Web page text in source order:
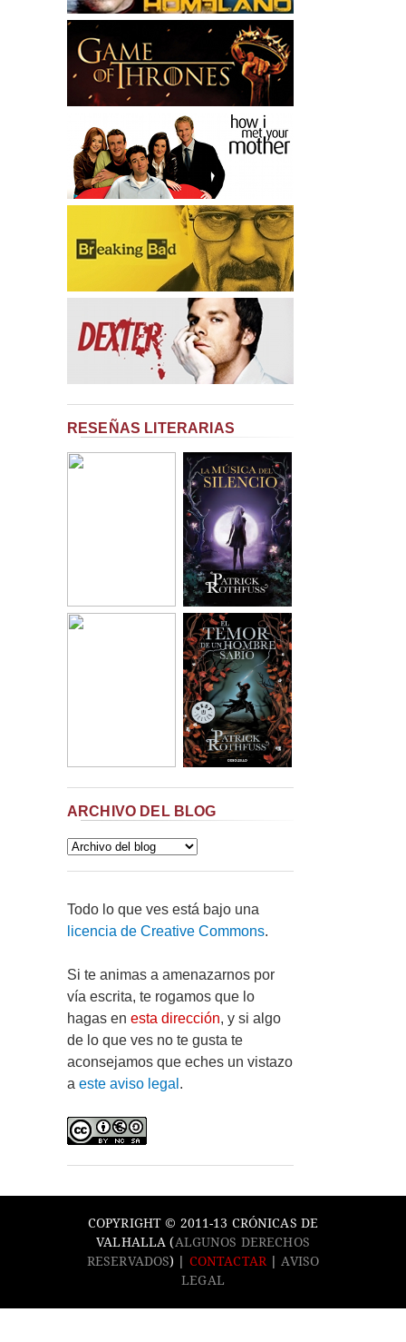
RESEÑAS LITERARIAS
ARCHIVO DEL BLOG
Todo lo que ves está bajo una
licencia de Creative Commons.
Si te animas a amenazarnos por
vía escrita, te rogamos que lo
hagas en esta dirección, y si algo
de lo que ves no te gusta te
aconsejamos que eches un vistazo
a este aviso legal .
COPYRIGHT © 2011-13 CRÓNICAS DE
VALHALLA (ALGUNOS DERECHOS
RESERVADOS) | CONTACTAR | AVISO
LEGAL